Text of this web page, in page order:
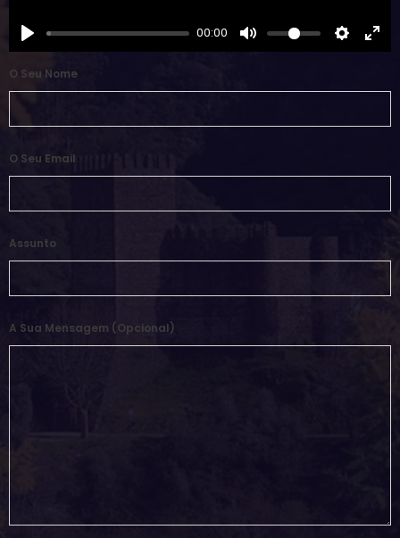
00:00
O Seu Nome
O Seu Email
Assunto
A Sua Mensagem (opcional)